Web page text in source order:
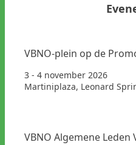
VBNO-plein op de
3 - 4 november 2026
Martiniplaza, Leonard
VBNO Algemene Leden